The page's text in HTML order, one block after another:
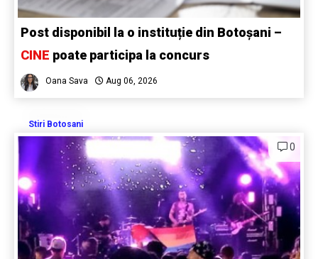
Post disponibil la o instituție din Botoșani –
CINE poate participa la concurs
Oana Sava Aug 06, 2026
Stiri Botosani
0